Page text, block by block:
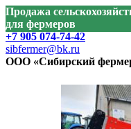
Продажа
для фермеров
+7 905 074-74-42
sibfermer@bk.ru
ООО «Сибирский